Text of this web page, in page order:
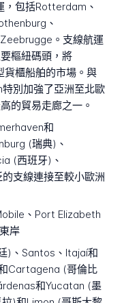
，包括Rotterdam、
、
。支線航運
樞紐碼頭，將
貨櫃船舶的市場。與
別加強了亞洲至北歐
的貿易走廊之一。
和
(瑞典)、
(西班牙)、
支線連接至較小歐洲
、Port Elizabeth
岸
)、Santos、Itajaí和
Cartagena (哥倫比
和Yucatan (墨